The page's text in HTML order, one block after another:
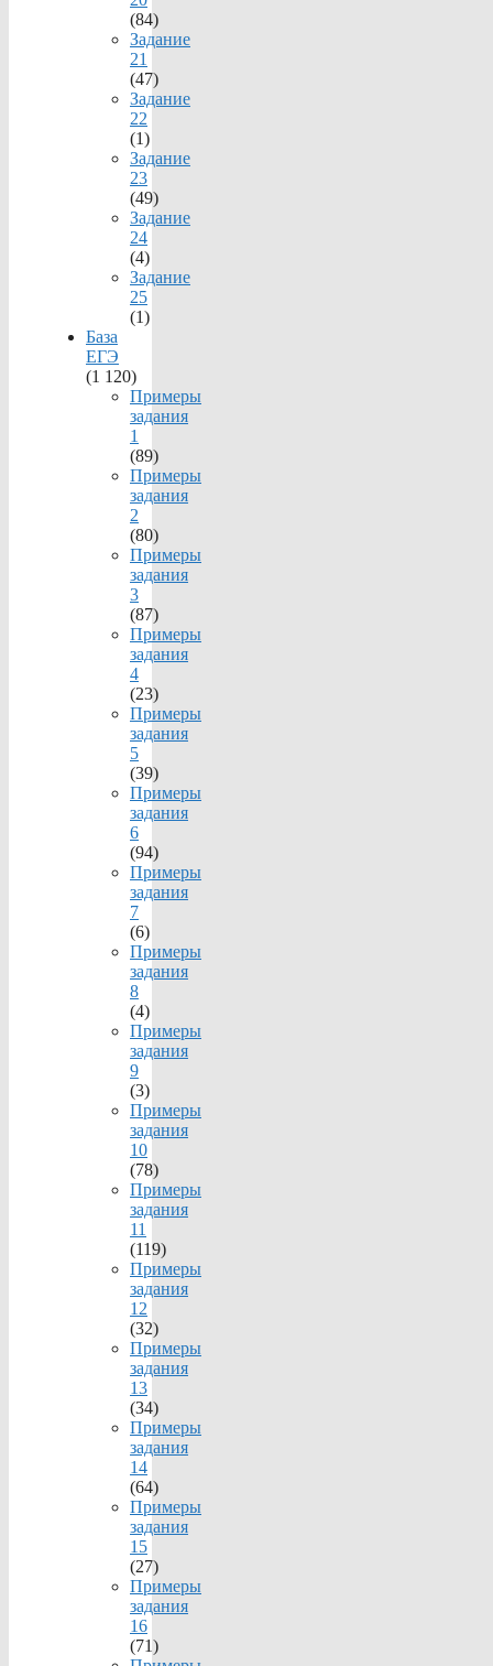
(84)
Задание
21
(47)
Задание
22
(1)
Задание
23
(49)
Задание
24
(4)
Задание
25
(1)
База
ЕГЭ
(1 120)
Примеры
задания
1
(89)
Примеры
задания
2
(80)
Примеры
задания
3
(87)
Примеры
задания
4
(23)
Примеры
задания
5
(39)
Примеры
задания
6
(94)
Примеры
задания
7
(6)
Примеры
задания
8
(4)
Примеры
задания
9
(3)
Примеры
задания
10
(78)
Примеры
задания
11
(119)
Примеры
задания
12
(32)
Примеры
задания
13
(34)
Примеры
задания
14
(64)
Примеры
задания
15
(27)
Примеры
задания
16
(71)